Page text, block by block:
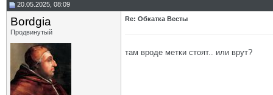
20.05.2025, 08:09
Bordgia
Продвинутый
Re: Обкатка Весты
там вроде метки стоят.. или врут?